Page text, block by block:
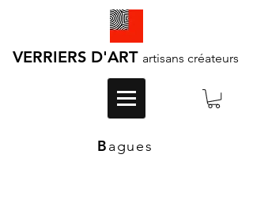
VERRIERS D'ART artisans créateurs
Bagues